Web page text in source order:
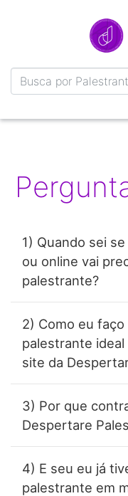
Sobre
Fale
Temas
Palestrantes
Programa
Online
Orçamento
1) Quando sei
ou online vai
palestrante?
2) Como eu
palestrante
site da
3) Por que
Despertare
4) E seu eu já
palestrante em